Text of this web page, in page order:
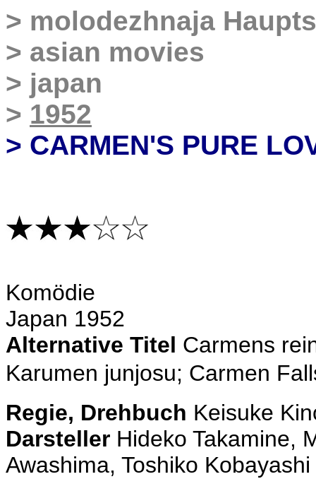
> molodezhnaja
> asian movies
> japan
> 1952
> CARMEN'S PURE
Komödie
Japan 1952
Alternative Titel Carmens
Karumen junjosu; Carmen
Regie, Drehbuch Keisuke
Darsteller Hideko Takamine,
Awashima, Toshiko Kobayashi